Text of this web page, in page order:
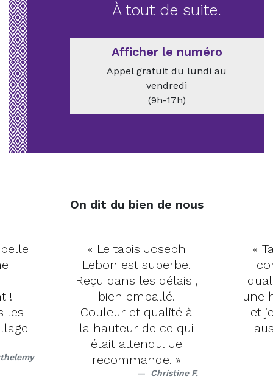
À tout de suite.
Afficher le numéro
Appel gratuit du lundi au
vendredi
(9h-17h)
On dit du bien de nous
!
les
« Le tapis Joseph
Lebon est superbe.
Reçu dans les délais ,
bien emballé.
Couleur et qualité à
la hauteur de ce qui
était attendu. Je
recommande. »
Christine F.
«
une
et